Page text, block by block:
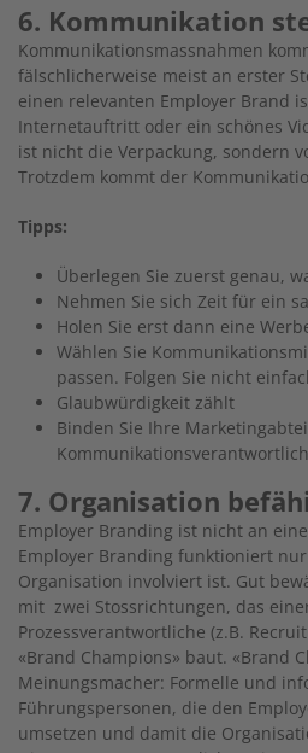
6. Kommunikation
Kommunikationsmassnahmen
fälschlicherweise meist an erster
einen relevanten Employer Brand
Internetauftritt oder ein schönes
ist nicht die Verpackung, sondern
Trotzdem kommt der
Tipps:
Überlegen Sie zuerst genau,
Nehmen Sie sich Zeit für ein
Holen Sie erst dann eine
Wählen Sie
passen. Folgen Sie nicht
Glaubwürdigkeit zählt
Binden Sie Ihre
7. Organisation
Employer Branding ist nicht an
Employer Branding funktioniert
Organisation involviert ist. Gut
mit zwei Stossrichtungen, das
Prozessverantwortliche (z.B.
«Brand Champions» baut. «Brand
Meinungsmacher: Formelle und
Führungspersonen, die den
umsetzen und damit die